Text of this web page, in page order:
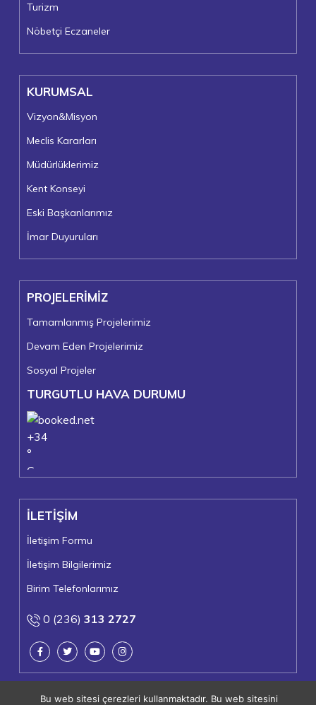
Turizm
Nöbetçi Eczaneler
KURUMSAL
Vizyon&Misyon
Meclis Kararları
Müdürlüklerimiz
Kent Konseyi
Eski Başkanlarımız
İmar Duyuruları
PROJELERİMİZ
Tamamlanmış Projelerimiz
Devam Eden Projelerimiz
Sosyal Projeler
TURGUTLU HAVA DURUMU
+34
°
C
Turgutlu
Cumartesi, 08
İLETİŞİM
İletişim Formu
İletişim Bilgilerimiz
Birim Telefonlarımız
0 (236) 313 2727
Bu web sitesi çerezleri kullanmaktadır. Bu web sitesini